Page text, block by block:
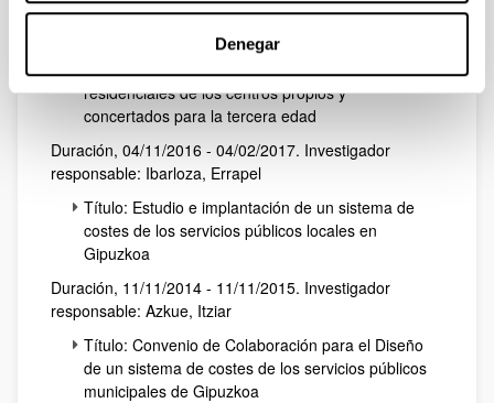
Denegar
Duración, 15/09/2016 - 15/12/2016. Investigador
responsable: Ibarloza, Ander
Título: Estudio de los costes de los recursos
residenciales de los centros propios y
concertados para la tercera edad
Duración, 04/11/2016 - 04/02/2017. Investigador
responsable: Ibarloza, Errapel
Título: Estudio e implantación de un sistema de
costes de los servicios públicos locales en
Gipuzkoa
Duración, 11/11/2014 - 11/11/2015. Investigador
responsable: Azkue, Itziar
Título: Convenio de Colaboración para el Diseño
de un sistema de costes de los servicios públicos
municipales de Gipuzkoa